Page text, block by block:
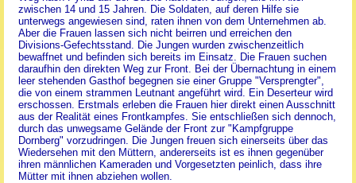
zwischen 14 und 15 Jahren. Die Soldaten, auf deren Hilfe sie
unterwegs angewiesen sind, raten ihnen von dem Unternehmen ab.
Aber die Frauen lassen sich nicht beirren und erreichen den
Divisions-Gefechtsstand. Die Jungen wurden zwischenzeitlich
bewaffnet und befinden sich bereits im Einsatz. Die Frauen suchen
daraufhin den direkten Weg zur Front. Bei der Übernachtung in einem
leer stehenden Gasthof begegnen sie einer Gruppe "Versprengter",
die von einem strammen Leutnant angeführt wird. Ein Deserteur wird
erschossen. Erstmals erleben die Frauen hier direkt einen Ausschnitt
aus der Realität eines Frontkampfes. Sie entschließen sich dennoch,
durch das unwegsame Gelände der Front zur "Kampfgruppe
Dornberg" vorzudringen. Die Jungen freuen sich einerseits über das
Wiedersehen mit den Müttern, andererseits ist es ihnen gegenüber
ihren männlichen Kameraden und Vorgesetzten peinlich, dass ihre
Mütter mit ihnen abziehen wollen.